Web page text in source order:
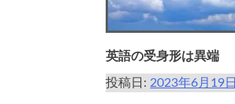
英語の受身形は異端
投稿日:2023年6月19日